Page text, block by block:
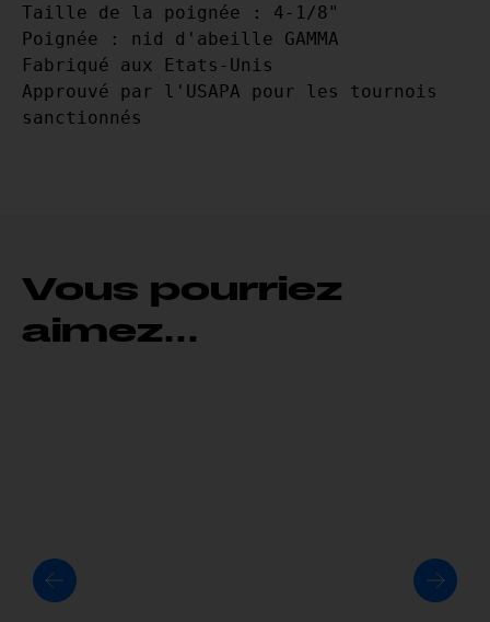
Taille de la poignée : 4-1/8"
Poignée : nid d'abeille GAMMA
Fabriqué aux Etats-Unis
Approuvé par l'USAPA pour les tournois
sanctionnés
Vous pourriez
aimez...